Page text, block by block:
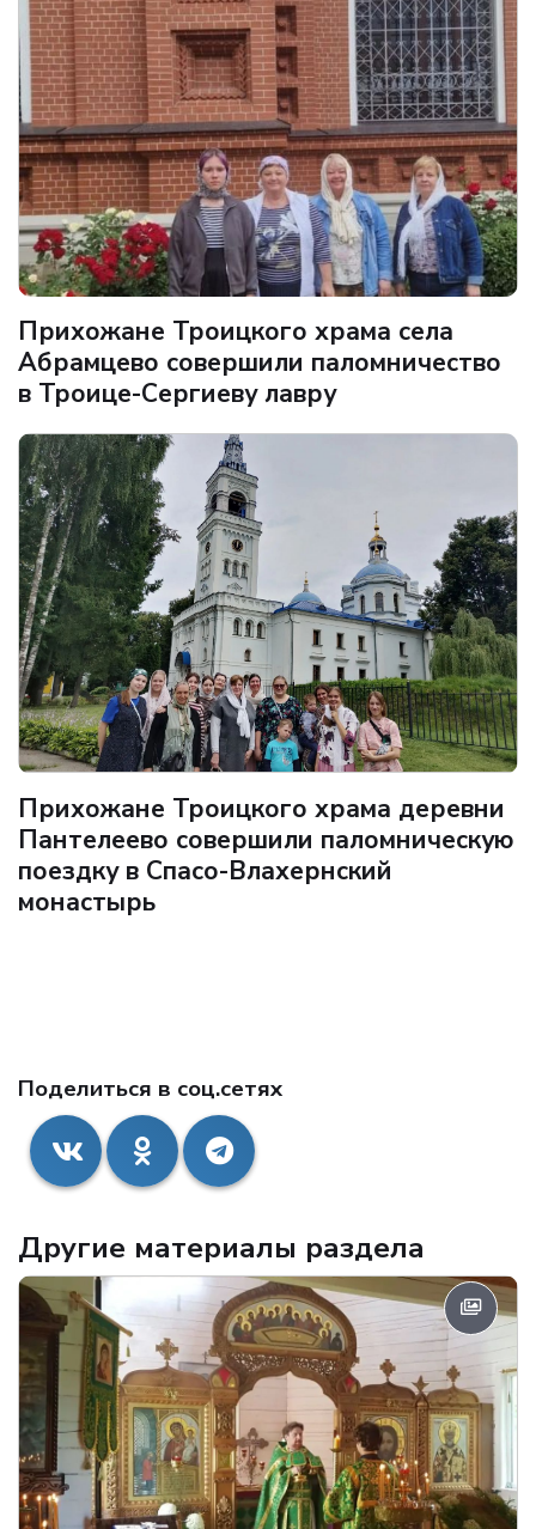
Прихожане Троицкого храма села
Абрамцево совершили паломничество
в Троице-Сергиеву лавру
Прихожане Троицкого храма деревни
Пантелеево совершили паломническую
поездку в Спасо-Влахернский
монастырь
Поделиться в соц.сетях
Другие материалы раздела